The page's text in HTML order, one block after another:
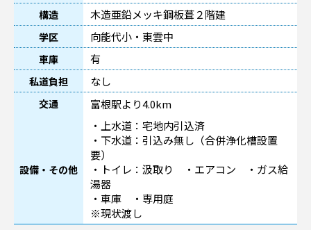
構造 木造亜鉛メッキ鋼板葺２階建
学区 向能代小・東雲中
車庫 有
私道負担 なし
交通 富根駅より4.0km
設備・その他
・上水道：宅地内引込済
・下水道：引込み無し（合併浄化槽設置
要）
・トイレ：汲取り ・エアコン ・ガス給
湯器
・車庫 ・専用庭
※現状渡し